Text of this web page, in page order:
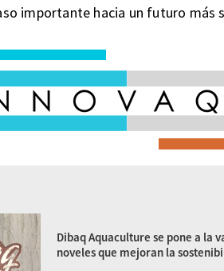
importante hacia un futuro más
Dibaq Aquaculture se pone a la
noveles que mejoran la